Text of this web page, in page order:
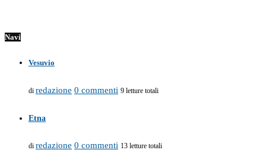
Navi
Vesuvio
di redazione 0 commenti 9 letture totali
Etna
di redazione 0 commenti 13 letture totali